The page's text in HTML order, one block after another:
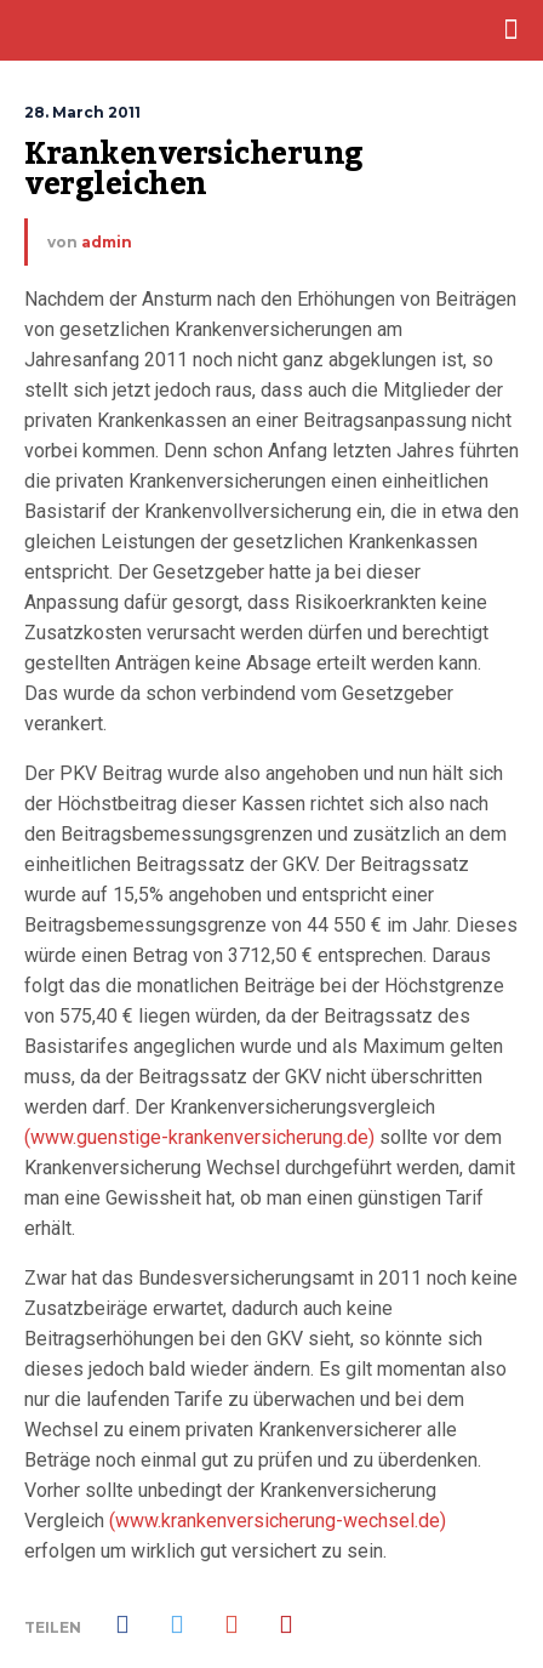
28. March 2011
Krankenversicherung
vergleichen
von admin
Nachdem der Ansturm nach den Erhöhungen von Beiträgen
von gesetzlichen Krankenversicherungen am
Jahresanfang 2011 noch nicht ganz abgeklungen ist, so
stellt sich jetzt jedoch raus, dass auch die Mitglieder der
privaten Krankenkassen an einer Beitragsanpassung nicht
vorbei kommen. Denn schon Anfang letzten Jahres führten
die privaten Krankenversicherungen einen einheitlichen
Basistarif der Krankenvollversicherung ein, die in etwa den
gleichen Leistungen der gesetzlichen Krankenkassen
entspricht. Der Gesetzgeber hatte ja bei dieser
Anpassung dafür gesorgt, dass Risikoerkrankten keine
Zusatzkosten verursacht werden dürfen und berechtigt
gestellten Anträgen keine Absage erteilt werden kann.
Das wurde da schon verbindend vom Gesetzgeber
verankert.
Der PKV Beitrag wurde also angehoben und nun hält sich
der Höchstbeitrag dieser Kassen richtet sich also nach
den Beitragsbemessungsgrenzen und zusätzlich an dem
einheitlichen Beitragssatz der GKV. Der Beitragssatz
wurde auf 15,5% angehoben und entspricht einer
Beitragsbemessungsgrenze von 44 550 € im Jahr. Dieses
würde einen Betrag von 3712,50 € entsprechen. Daraus
folgt das die monatlichen Beiträge bei der Höchstgrenze
von 575,40 € liegen würden, da der Beitragssatz des
Basistarifes angeglichen wurde und als Maximum gelten
muss, da der Beitragssatz der GKV nicht überschritten
werden darf. Der Krankenversicherungsvergleich
(www.guenstige-krankenversicherung.de) sollte vor dem
Krankenversicherung Wechsel durchgeführt werden, damit
man eine Gewissheit hat, ob man einen günstigen Tarif
erhält.
Zwar hat das Bundesversicherungsamt in 2011 noch keine
Zusatzbeiräge erwartet, dadurch auch keine
Beitragserhöhungen bei den GKV sieht, so könnte sich
dieses jedoch bald wieder ändern. Es gilt momentan also
nur die laufenden Tarife zu überwachen und bei dem
Wechsel zu einem privaten Krankenversicherer alle
Beträge noch einmal gut zu prüfen und zu überdenken.
Vorher sollte unbedingt der Krankenversicherung
Vergleich (www.krankenversicherung-wechsel.de)
erfolgen um wirklich gut versichert zu sein.
TEILEN